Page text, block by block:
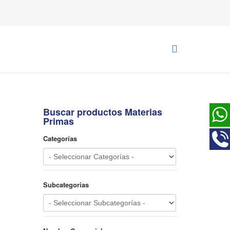
Buscar productos Materias
Primas
Categorías
Subcategorías